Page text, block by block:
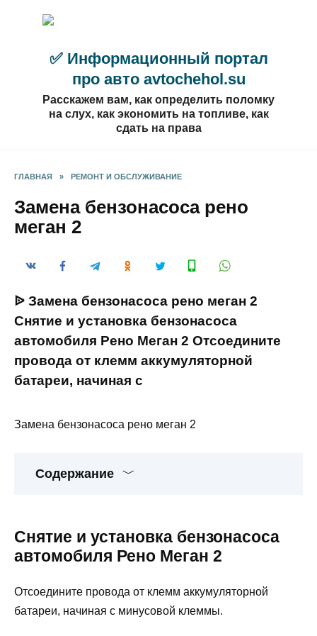
✅ Информационный портал
про авто avtochehol.su
Расскажем вам, как определить поломку
на слух, как экономить на топливе, как
сдать на права
ГЛАВНАЯ » РЕМОНТ И ОБСЛУЖИВАНИЕ
Замена бензонасоса рено
меган 2
ᐉ Замена бензонасоса рено меган 2
Снятие и установка бензонасоса
автомобиля Рено Меган 2 Отсоедините
провода от клемм аккумуляторной
батареи, начиная с
Замена бензонасоса рено меган 2
Содержание
Снятие и установка бензонасоса
автомобиля Рено Меган 2
Отсоедините провода от клемм аккумуляторной
батареи, начиная с минусовой клеммы.